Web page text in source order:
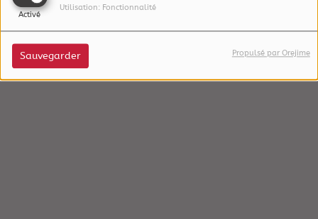
Activé
Utilisation: Fonctionnalité
Sauvegarder Propulsé par Orejime